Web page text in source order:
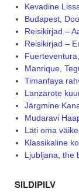
Kevadine
Budapest,
Reisikirjad –
Reisikirjad –
Manrique,
Timanfaya
Lanzarote
Järgmine
Mudaravi
Läti oma
Klassikaline
Ljubljana, the
SILDIPILV